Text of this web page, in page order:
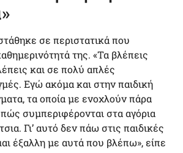
σε περιστατικά που
της. «Τα βλέπεις
και σε πολύ απλές
Εγώ ακόμα και στην παιδική
τα οποία με ενοχλούν πάρα
συμπεριφέρονται στα αγόρια
Γι’ αυτό δεν πάω στις παιδικές
έξαλλη με αυτά που βλέπω», είπε